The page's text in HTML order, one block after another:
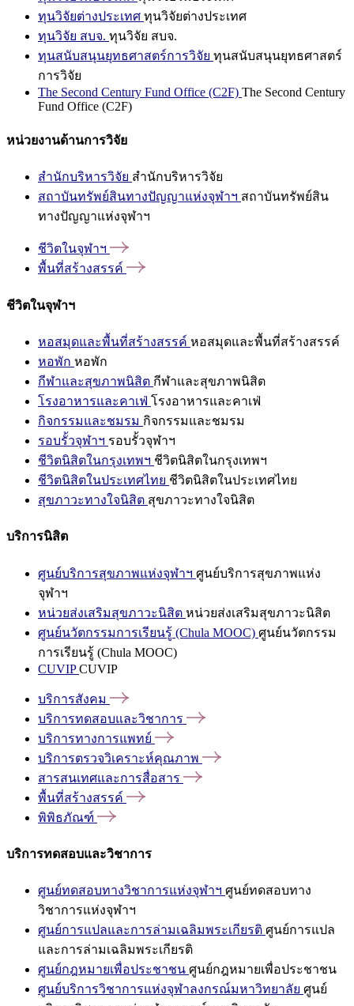
ทุนวิจัยต่างประเทศ ทุนวิจัยต่างประเทศ
ทุนวิจัย สบจ. ทุนวิจัย สบจ.
ทุนสนับสนุนยุทธศาสตร์การวิจัย ทุนสนับสนุนยุทธศาสตร์
การวิจัย
The Second Century Fund Office (C2F) The Second Century
Fund Office (C2F)
หน่วยงานด้านการวิจัย
สำนักบริหารวิจัย สำนักบริหารวิจัย
สถาบันทรัพย์สินทางปัญญาแห่งจุฬาฯ สถาบันทรัพย์สิน
ทางปัญญาแห่งจุฬาฯ
ชีวิตในจุฬาฯ
พื้นที่สร้างสรรค์
ชีวิตในจุฬาฯ
หอสมุดและพื้นที่สร้างสรรค์ หอสมุดและพื้นที่สร้างสรรค์
หอพัก หอพัก
กีฬาและสุขภาพนิสิต กีฬาและสุขภาพนิสิต
โรงอาหารและคาเฟ่ โรงอาหารและคาเฟ่
กิจกรรมและชมรม กิจกรรมและชมรม
รอบรั้วจุฬาฯ รอบรั้วจุฬาฯ
ชีวิตนิสิตในกรุงเทพฯ ชีวิตนิสิตในกรุงเทพฯ
ชีวิตนิสิตในประเทศไทย ชีวิตนิสิตในประเทศไทย
สุขภาวะทางใจนิสิต สุขภาวะทางใจนิสิต
บริการนิสิต
ศูนย์บริการสุขภาพแห่งจุฬาฯ ศูนย์บริการสุขภาพแห่ง
จุฬาฯ
หน่วยส่งเสริมสุขภาวะนิสิต หน่วยส่งเสริมสุขภาวะนิสิต
ศูนย์นวัตกรรมการเรียนรู้ (Chula MOOC) ศูนย์นวัตกรรม
การเรียนรู้ (Chula MOOC)
CUVIPCUVIP
บริการสังคม
บริการทดสอบและวิชาการ
บริการทางการแพทย์
บริการตรวจวิเคราะห์คุณภาพ
สารสนเทศและการสื่อสาร
พื้นที่สร้างสรรค์
พิพิธภัณฑ์
บริการทดสอบและวิชาการ
ศูนย์ทดสอบทางวิชาการแห่งจุฬาฯ ศูนย์ทดสอบทาง
วิชาการแห่งจุฬาฯ
ศูนย์การแปลและการล่ามเฉลิมพระเกียรติ ศูนย์การแปล
และการล่ามเฉลิมพระเกียรติ
ศูนย์กฎหมายเพื่อประชาชน ศูนย์กฎหมายเพื่อประชาชน
ศูนย์บริการวิชาการแห่งจุฬาลงกรณ์มหาวิทยาลัย ศูนย์